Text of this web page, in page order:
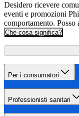
Desidero ricevere
eventi e promozioni
comportamento.
Che cosa significa?
Per i consumatori
Professionisti sanitari